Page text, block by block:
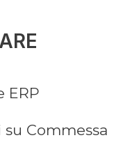
ERP
Commessa